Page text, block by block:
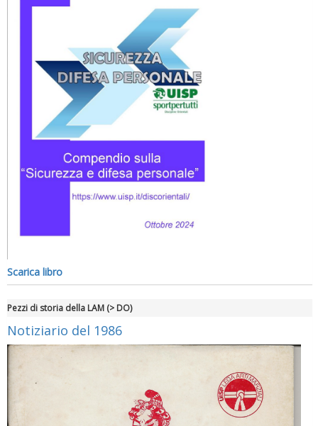
Scarica libro
Pezzi di storia della LAM (> DO)
Notiziario del 1986